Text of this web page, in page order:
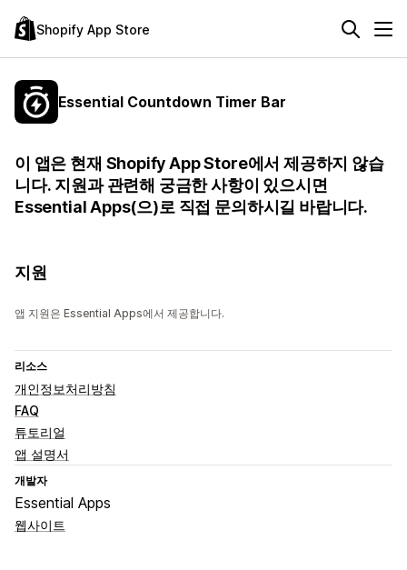
Shopify App Store
Essential Countdown Timer Bar
이 앱은 현재 Shopify App Store에서 제공하지 않습
니다. 지원과 관련해 궁금한 사항이 있으시면
Essential Apps(으)로 직접 문의하시길 바랍니다.
지원
앱 지원은 Essential Apps에서 제공합니다.
리소스
개인정보처리방침
FAQ
튜토리얼
앱 설명서
개발자
Essential Apps
웹사이트